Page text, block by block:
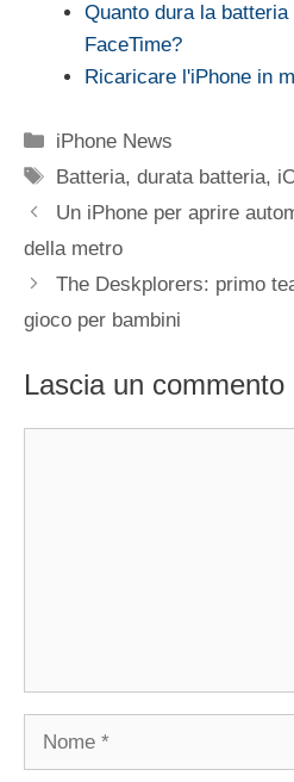
Quanto dura la
FaceTime?
Ricaricare l'iPhone in
Categorie
iPhone News
Tag
Batteria,durata batteria,
Un iPhone per aprire
della metro
The Deskplorers: primo
gioco per bambini
Lascia un commento
Nome